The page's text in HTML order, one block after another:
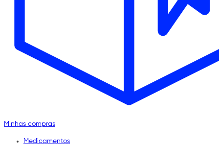
Minhas compras
Medicamentos